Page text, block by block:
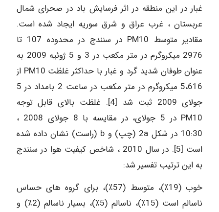
غبار در این منطقه در اثر فرسایش باد در صحرای شمال
عربستان ، غرب عراق و شرق سوریه ایجاد شده است.
مقادیر متوسط PM10 در سنندج در محدوده 107 تا
2976 میکروگرم در متر مکعب در 3 و 5 ژوئیه 2009 به
عنوان طوفان شدید گرد و غبار با حداکثر غلظت PM10 از
5،616 میکروگرم در متر مکعب در ساعت 2 بامداد در 5
جولای 2009 ثبت شد [4]. غلظت بالای قابل توجه
PM10 در 5 جولای، در مقایسه با 8 جولای 2008 ،
10:30 در شکل 2a (چپ) و b (راست) نشان داده شده
است [5]. در سال 2010 ، شاخص کیفیت هوا در سنندج
به این ترتیب تفسیر شد:
خوب (19٪)، متوسط (57٪)، برای گروه های حساس
ناسالم است (15٪)، ناسالم (5٪)، بسیار ناسالم (2٪) و